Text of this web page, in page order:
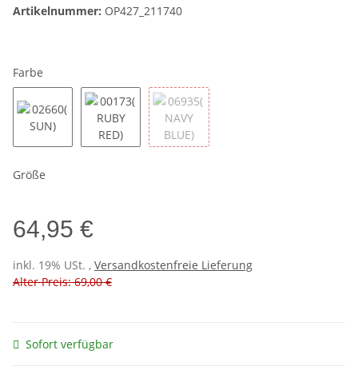
Artikelnummer: OP427_211740
Farbe
Größe
64,95 €
inkl. 19% USt. , Versandkostenfreie Lieferung
Alter Preis: 69,00 €
Sofort verfügbar